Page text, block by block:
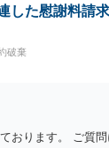
した慰謝料請
破棄
おります。 ご質問